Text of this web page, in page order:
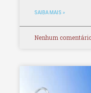
SAIBA MAIS »
Nenhum